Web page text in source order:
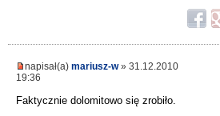
napisał(a) mariusz-w» 31.12.2010
19:36
Faktycznie dolomitowo się zrobiło.